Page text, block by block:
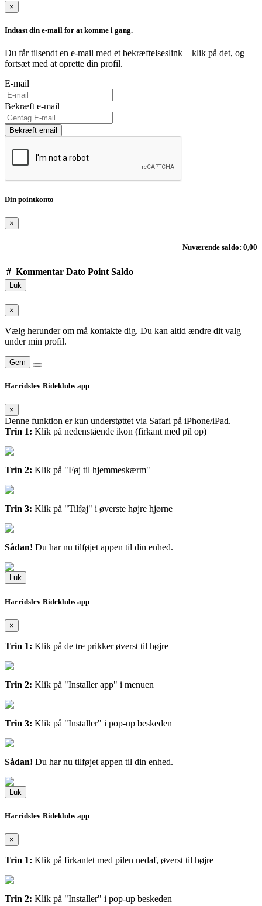
×
Indtast din e-mail for at komme i gang.
Du får tilsendt en e-mail med et bekræftelseslink – klik på det, og
fortsæt med at oprette din profil.
E-mail
Bekræft e-mail
Bekræft email
Din pointkonto
×
Nuværende saldo: 0,00
# Kommentar Dato Point Saldo
Luk
×
Vælg herunder om må kontakte dig. Du kan altid ændre dit valg
under min profil.
Gem
Harridslev Rideklubs app
×
Denne funktion er kun understøttet via Safari på iPhone/iPad.
Trin 1: Klik på nedenstående ikon (firkant med pil op)
Trin 2: Klik på "Føj til hjemmeskærm"
Trin 3: Klik på "Tilføj" i øverste højre hjørne
Sådan! Du har nu tilføjet appen til din enhed.
Luk
Harridslev Rideklubs app
×
Trin 1: Klik på de tre prikker øverst til højre
Trin 2: Klik på "Installer app" i menuen
Trin 3: Klik på "Installer" i pop-up beskeden
Sådan! Du har nu tilføjet appen til din enhed.
Luk
Harridslev Rideklubs app
×
Trin 1: Klik på firkantet med pilen nedaf, øverst til højre
Trin 2: Klik på "Installer" i pop-up beskeden